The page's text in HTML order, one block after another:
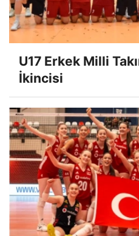
U17 Erkek Milli
İkincisi